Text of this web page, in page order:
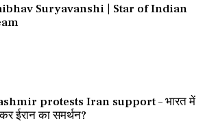
Suryavanshi | Star of Indian
protests Iran support – भारत में
ईरान का समर्थन?